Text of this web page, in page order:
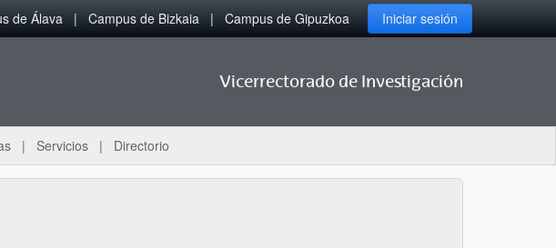
de Álava Campus de Bizkaia Campus de Gipuzkoa Iniciar sesión
Vicerrectorado de Investigación
Servicios Directorio